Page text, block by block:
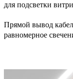
для подсветки
Прямой вывод
равномерное